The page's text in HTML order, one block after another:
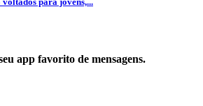
app favorito de mensagens.